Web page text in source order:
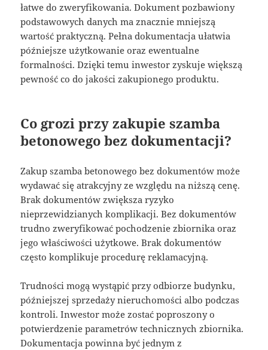
łatwe do zweryfikowania. Dokument pozbawiony
podstawowych danych ma znacznie mniejszą
wartość praktyczną. Pełna dokumentacja ułatwia
późniejsze użytkowanie oraz ewentualne
formalności. Dzięki temu inwestor zyskuje większą
pewność co do jakości zakupionego produktu.
Co grozi przy zakupie szamba
betonowego bez dokumentacji?
Zakup szamba betonowego bez dokumentów może
wydawać się atrakcyjny ze względu na niższą cenę.
Brak dokumentów zwiększa ryzyko
nieprzewidzianych komplikacji. Bez dokumentów
trudno zweryfikować pochodzenie zbiornika oraz
jego właściwości użytkowe. Brak dokumentów
często komplikuje procedurę reklamacyjną.
Trudności mogą wystąpić przy odbiorze budynku,
późniejszej sprzedaży nieruchomości albo podczas
kontroli. Inwestor może zostać poproszony o
potwierdzenie parametrów technicznych zbiornika.
Dokumentacja powinna być jednym z